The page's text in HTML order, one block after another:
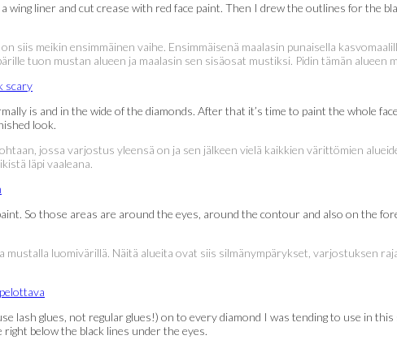
liner and cut crease with red face paint. Then I drew the outlines for the
siis meikin ensimmäinen vaihe. Ensimmäisenä maalasin punaisella
tuon mustan alueen ja maalasin sen sisäosat mustiksi. Pidin tämän alueen
is and in the wide of the diamonds. After that it’s time to paint the whole
look.
jossa varjostus yleensä on ja sen jälkeen vielä kaikkien värittömien
läpi vaaleana.
So those areas are around the eyes, around the contour and also on the
luomivärillä. Näitä alueita ovat siis silmänympärykset, varjostuksen
lash glues, not regular glues!) on to every diamond I was tending to use in
below the black lines under the eyes.